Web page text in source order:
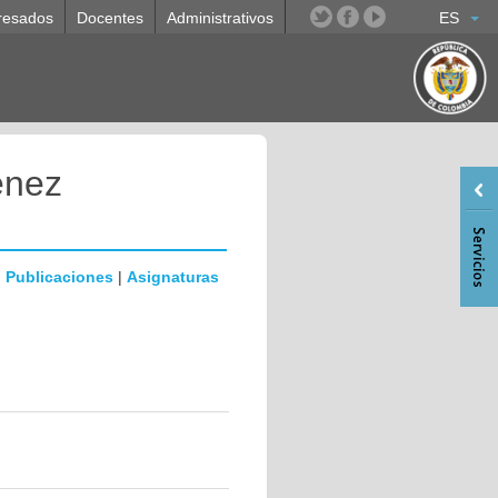
ES
Docentes Administrativos
Publicaciones | Asignaturas